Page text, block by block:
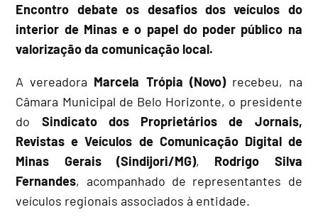
Encontro debate os desafios dos veículos do
interior de Minas e o papel do poder público na
valorização da comunicação local.
A vereadora Marcela Trópia (Novo)recebeu, na
Câmara Municipal de Belo Horizonte, o presidente
do Sindicato dos Proprietários de Jornais,
Revistas e Veículos de Comunicação Digital de
Minas Gerais (Sindijori/MG), Rodrigo Silva
Fernandes, acompanhado de representantes de
veículos regionais associados à entidade.